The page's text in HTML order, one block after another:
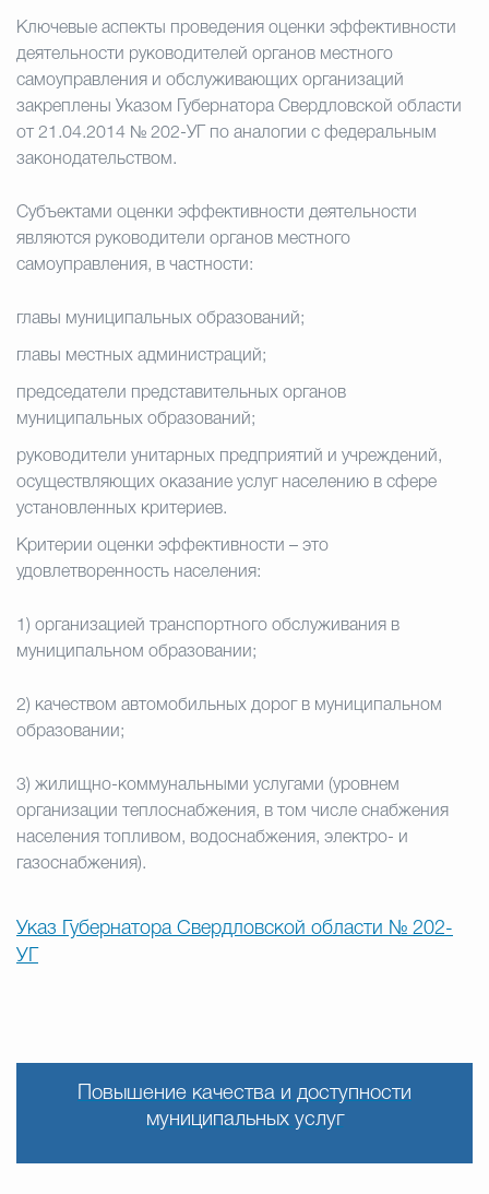
Ключевые аспекты проведения оценки эффективности
деятельности руководителей органов местного
самоуправления и обслуживающих организаций
закреплены Указом Губернатора Свердловской области
от 21.04.2014 № 202-УГ по аналогии с федеральным
законодательством.
Субъектами оценки эффективности деятельности
являются руководители органов местного
самоуправления, в частности:
главы муниципальных образований;
главы местных администраций;
председатели представительных органов
муниципальных образований;
руководители унитарных предприятий и учреждений,
осуществляющих оказание услуг населению в сфере
установленных критериев.
Критерии оценки эффективности – это
удовлетворенность населения:
1) организацией транспортного обслуживания в
муниципальном образовании;
2) качеством автомобильных дорог в муниципальном
образовании;
3) жилищно-коммунальными услугами (уровнем
организации теплоснабжения, в том числе снабжения
населения топливом, водоснабжения, электро- и
газоснабжения).
Указ Губернатора Свердловской области № 202-
УГ
Повышение качества и доступности
муниципальных услуг